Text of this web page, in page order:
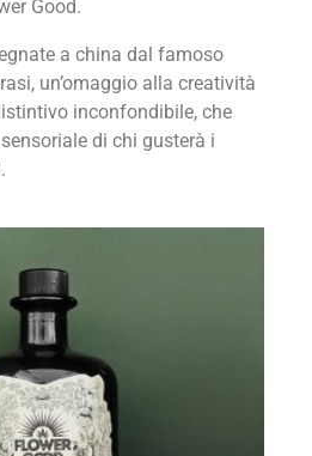
Good.
a china dal famoso
un’omaggio alla creatività
inconfondibile, che
di chi gusterà i